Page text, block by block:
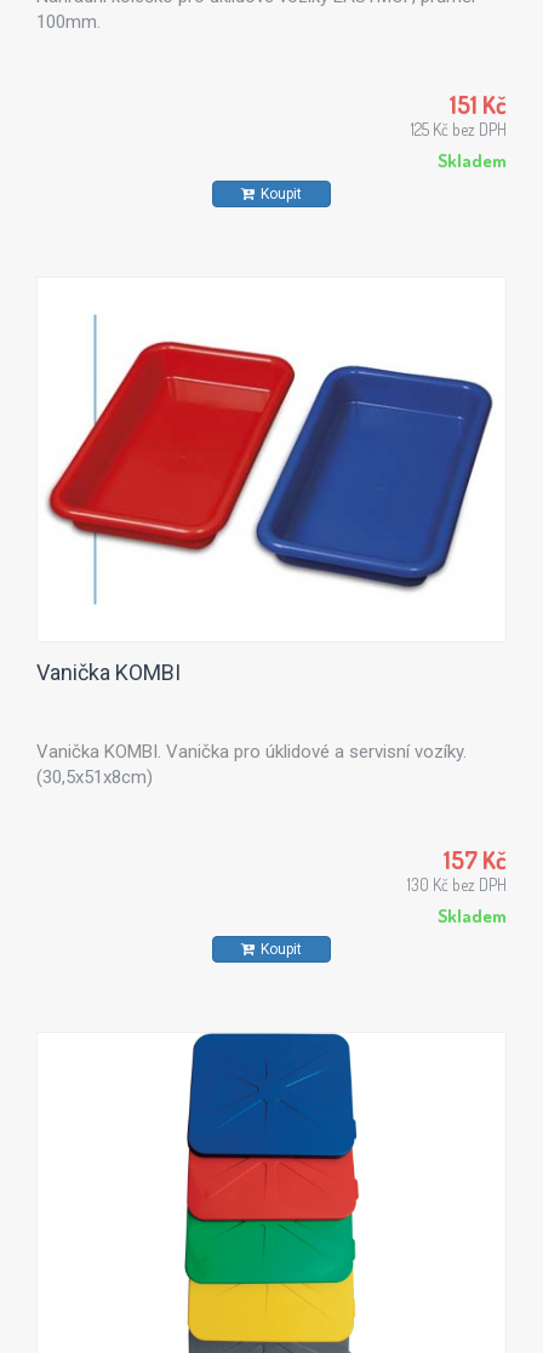
100mm.
151 Kč
125 Kč bez DPH
Skladem
Koupit
Vanička KOMBI
Vanička KOMBI. Vanička pro úklidové a servisní vozíky.
(30,5x51x8cm)
157 Kč
130 Kč bez DPH
Skladem
Koupit